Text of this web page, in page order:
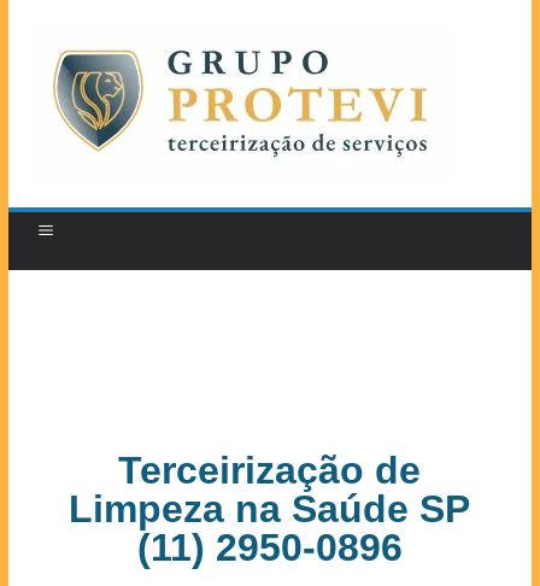
Terceirização de
Limpeza na Saúde SP
(11) 2950-0896